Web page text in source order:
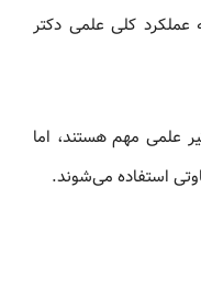
عملکرد کلی علمی دکتر
علمی مهم هستند، اما
استفاده می‌شوند.